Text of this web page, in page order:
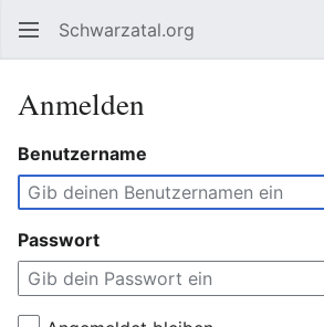
Schwarzatal.org
Anmelden
Benutzername
Passwort